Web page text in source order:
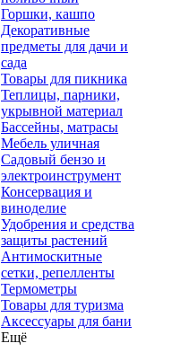
Горшки, кашпо
Декоративные
предметы для дачи и
сада
Товары для пикника
Теплицы, парники,
укрывной материал
Бассейны, матрасы
Мебель уличная
Садовый бензо и
электроинструмент
Консервация и
виноделие
Удобрения и средства
защиты растений
Антимоскитные
сетки, репелленты
Термометры
Товары для туризма
Аксессуары для бани
Ещё